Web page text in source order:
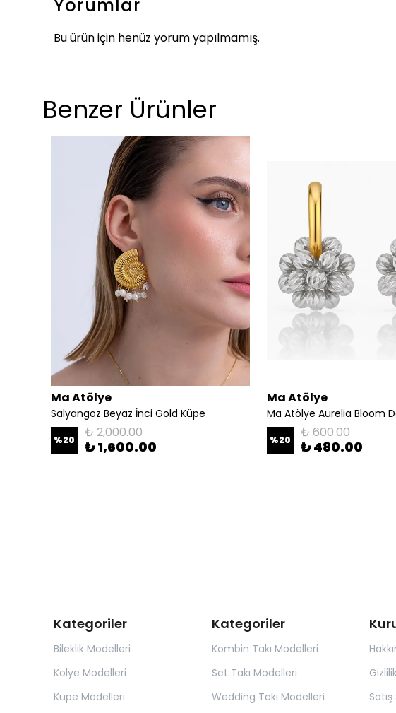
Yorumlar
Bu ürün için henüz yorum yapılmamış.
Benzer Ürünler
Ma Atölye
Salyangoz Beyaz İnci Gold Küpe
%20 ₺ 2,000.00
₺ 1,600.00
Ma Atölye
Ma Atölye Aurelia Bloom
%20 ₺ 600.00
₺ 480.00
Kategoriler
Bileklik Modelleri
Kolye Modelleri
Küpe Modelleri
Kategoriler
Kombin Takı Modelleri
Set Takı Modelleri
Wedding Takı Modelleri